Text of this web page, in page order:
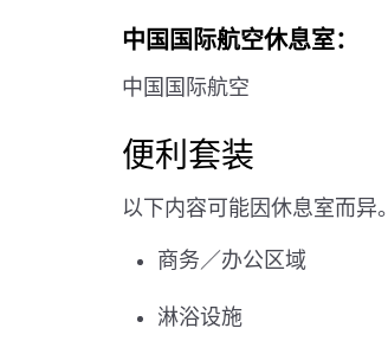
中国国际航空休息室：
中国国际航空
便利套装
以下内容可能因休息室而异。
商务／办公区域
淋浴设施